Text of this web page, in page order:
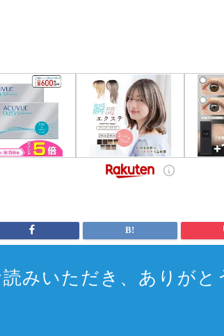
みいただき、ありがと